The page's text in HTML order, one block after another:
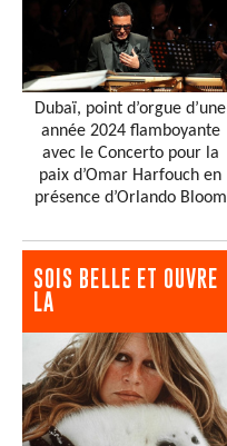
Dubaï, point d’orgue d’une
année 2024 flamboyante
avec le Concerto pour la
paix d’Omar Harfouch en
présence d’Orlando Bloom
SOIS BELLE ET OUVRE
LA